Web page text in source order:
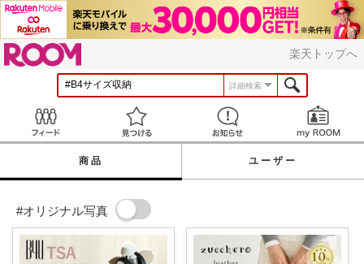
楽天トップへ
詳細検索
見つける お知らせ
商品 ユーザー
#オリジナル写真